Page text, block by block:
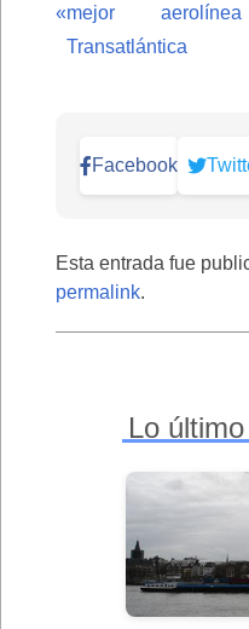
«mejor aerolínea
Transatlántica
Facebook
Esta entrada fue
permalink.
Lo último